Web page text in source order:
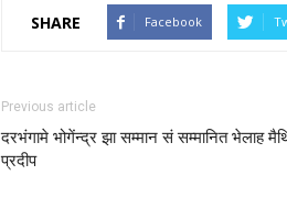
SHARE Facebook
Previous article
दरभंगामे भोगेंन्द्र झा सम्मान सं सम्मानित भेलाह
प्रदीप